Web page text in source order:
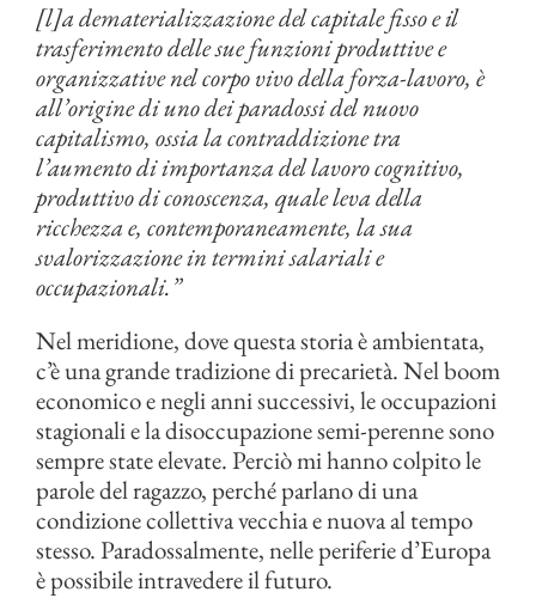
[l]a dematerializzazione del capitale fisso e il
trasferimento delle sue funzioni produttive e
organizzative nel corpo vivo della forza-lavoro, è
all’origine di uno dei paradossi del nuovo
capitalismo, ossia la contraddizione tra
l’aumento di importanza del lavoro cognitivo,
produttivo di conoscenza, quale leva della
ricchezza e, contemporaneamente, la sua
svalorizzazione in termini salariali e
occupazionali.”
Nel meridione, dove questa storia è ambientata,
c’è una grande tradizione di precarietà. Nel boom
economico e negli anni successivi, le occupazioni
stagionali e la disoccupazione semi-perenne sono
sempre state elevate. Perciò mi hanno colpito le
parole del ragazzo, perché parlano di una
condizione collettiva vecchia e nuova al tempo
stesso. Paradossalmente, nelle periferie d’Europa
è possibile intravedere il futuro.